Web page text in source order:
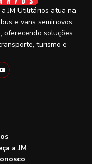
JM Utilitários atua na
e vans seminovos.
oferecendo soluções
turismo e
a JM